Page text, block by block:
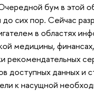
бум в этой
сих пор. Сейчас
в областях
медицины,
рекомендательных
доступных данных и
к насущной